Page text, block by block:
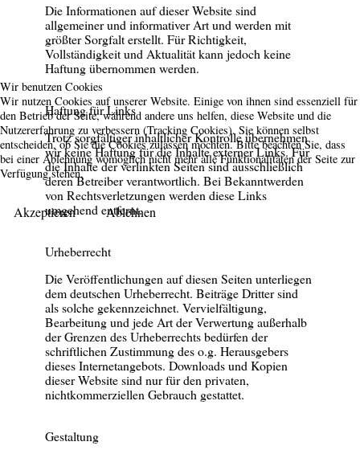
Die Informationen auf dieser Website sind
allgemeiner und informativer Art und werden mit
größter Sorgfalt erstellt. Für Richtigkeit,
Vollständigkeit und Aktualität kann jedoch keine
Haftung übernommen werden.
Haftung für Links
Trotz sorgfältiger inhaltlicher Kontrolle übernehmen
wir keine Haftung für die Inhalte externer Links. Für
die Inhalte der verlinkten Seiten sind ausschließlich
deren Betreiber verantwortlich. Bei Bekanntwerden
von Rechtsverletzungen werden diese Links
umgehend entfernt.
Urheberrecht
Die Veröffentlichungen auf diesen Seiten unterliegen
dem deutschen Urheberrecht. Beiträge Dritter sind
als solche gekennzeichnet. Vervielfältigung,
Bearbeitung und jede Art der Verwertung außerhalb
der Grenzen des Urheberrechts bedürfen der
schriftlichen Zustimmung des o.g. Herausgebers
dieses Internetangebots. Downloads und Kopien
dieser Website sind nur für den privaten,
nichtkommerziellen Gebrauch gestattet.
Gestaltung
Wir benutzen Cookies
Wir nutzen Cookies auf unserer Website. Einige von ihnen sind essenziell für
den Betrieb der Seite, während andere uns helfen, diese Website und die
Nutzererfahrung zu verbessern (Tracking Cookies). Sie können selbst
entscheiden, ob Sie die Cookies zulassen möchten. Bitte beachten Sie, dass
bei einer Ablehnung womöglich nicht mehr alle Funktionalitäten der Seite zur
Verfügung stehen.
Akzeptieren Ablehnen